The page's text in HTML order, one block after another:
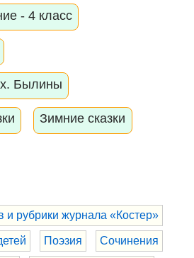
- 4 класс
Былины
Зимние сказки
и рубрики журнала «Костер»
Поэзия Сочинения